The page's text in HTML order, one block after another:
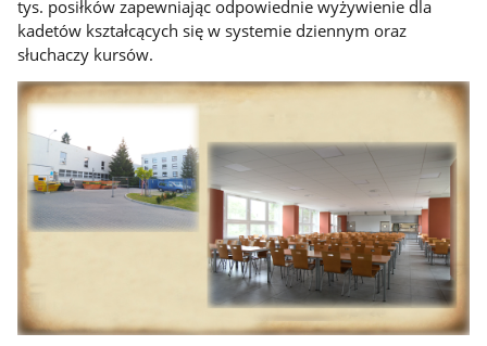
tys. posiłków zapewniając odpowiednie wyżywienie dla
kadetów kształcących się w systemie dziennym oraz
słuchaczy kursów.